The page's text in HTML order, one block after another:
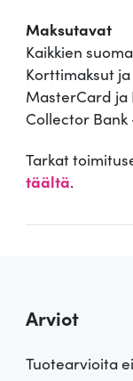
Maksutavat
Kaikkien
Korttimaksut
MasterCard ja
Collector
Tarkat
täältä.
Arviot
Tuotearvioita